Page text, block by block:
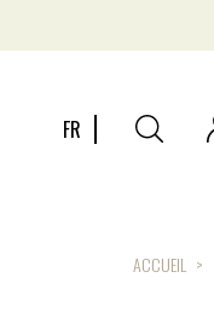
FR
ACCUEIL